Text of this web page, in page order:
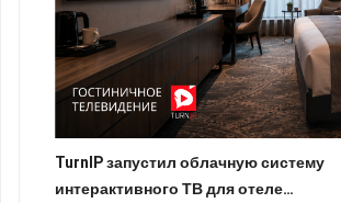
TurnIP запустил облачную систему
интерактивного ТВ для отеле…